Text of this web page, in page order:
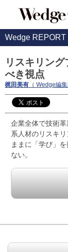
Wedge REPORT
リスキリン
べき視点
梶田美有 （ Wedge編集
企業全体で技術
系人材のリスキ
ままに「学び」
ない。